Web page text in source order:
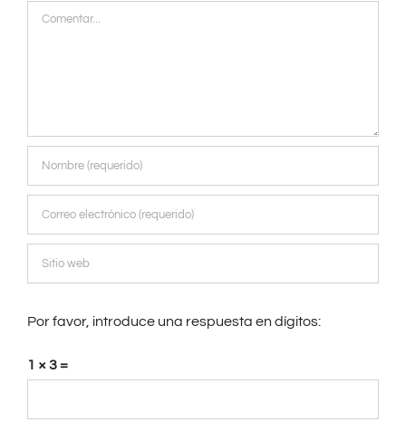
Comentar
Por favor, introduce una respuesta en dígitos:
1 × 3 =